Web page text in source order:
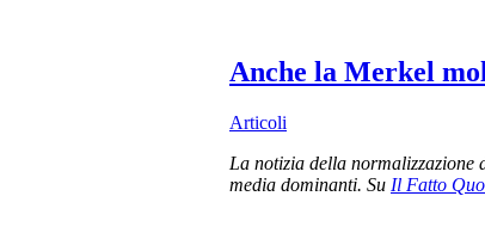
Anche la Merkel
Articoli
La notizia della normalizzazione
media dominanti. Su Il Fatto